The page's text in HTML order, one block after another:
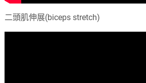
二頭肌伸展(biceps stretch)